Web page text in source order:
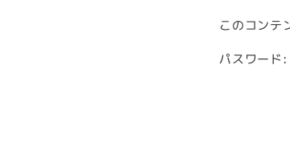
このコンテ
パスワード: